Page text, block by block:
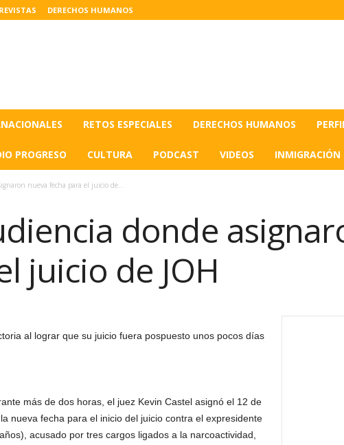
DERECHOS HUMANOS
RETOS ESPECIALES DERECHOS HUMANOS
PROGRESO CULTURA PODCAST VIDEOS INMIGRACIÓN
nueva fecha para el juicio de...
donde
juicio de JOH
al lograr que su juicio fuera pospuesto unos pocos días
más de dos horas, el juez Kevin Castel asignó el 12 de
nueva fecha para el inicio del juicio contra el expresidente
acusado por tres cargos ligados a la narcoactividad,